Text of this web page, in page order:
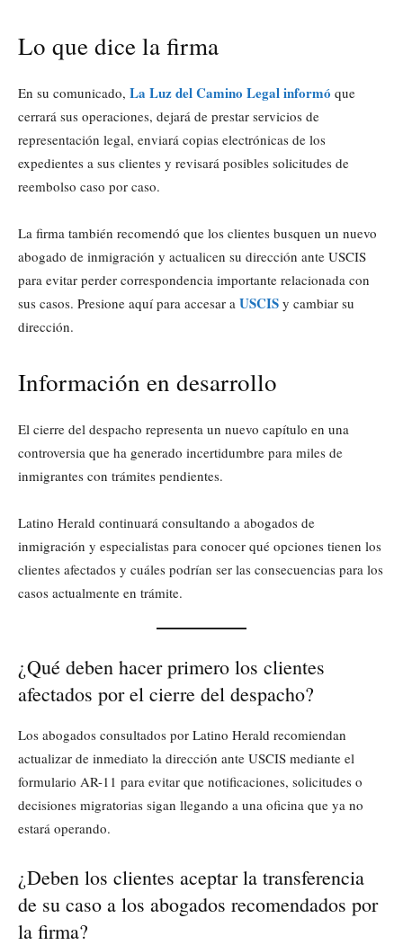
Lo que dice la firma
En su comunicado, La Luz del Camino Legal informó que
cerrará sus operaciones, dejará de prestar servicios de
representación legal, enviará copias electrónicas de los
expedientes a sus clientes y revisará posibles solicitudes de
reembolso caso por caso.
La firma también recomendó que los clientes busquen un nuevo
abogado de inmigración y actualicen su dirección ante USCIS
para evitar perder correspondencia importante relacionada con
sus casos. Presione aquí para accesar a USCIS y cambiar su
dirección.
Información en desarrollo
El cierre del despacho representa un nuevo capítulo en una
controversia que ha generado incertidumbre para miles de
inmigrantes con trámites pendientes.
Latino Herald continuará consultando a abogados de
inmigración y especialistas para conocer qué opciones tienen los
clientes afectados y cuáles podrían ser las consecuencias para los
casos actualmente en trámite.
¿Qué deben hacer primero los clientes
afectados por el cierre del despacho?
Los abogados consultados por Latino Herald recomiendan
actualizar de inmediato la dirección ante USCIS mediante el
formulario AR-11 para evitar que notificaciones, solicitudes o
decisiones migratorias sigan llegando a una oficina que ya no
estará operando.
¿Deben los clientes aceptar la transferencia
de su caso a los abogados recomendados por
la firma?